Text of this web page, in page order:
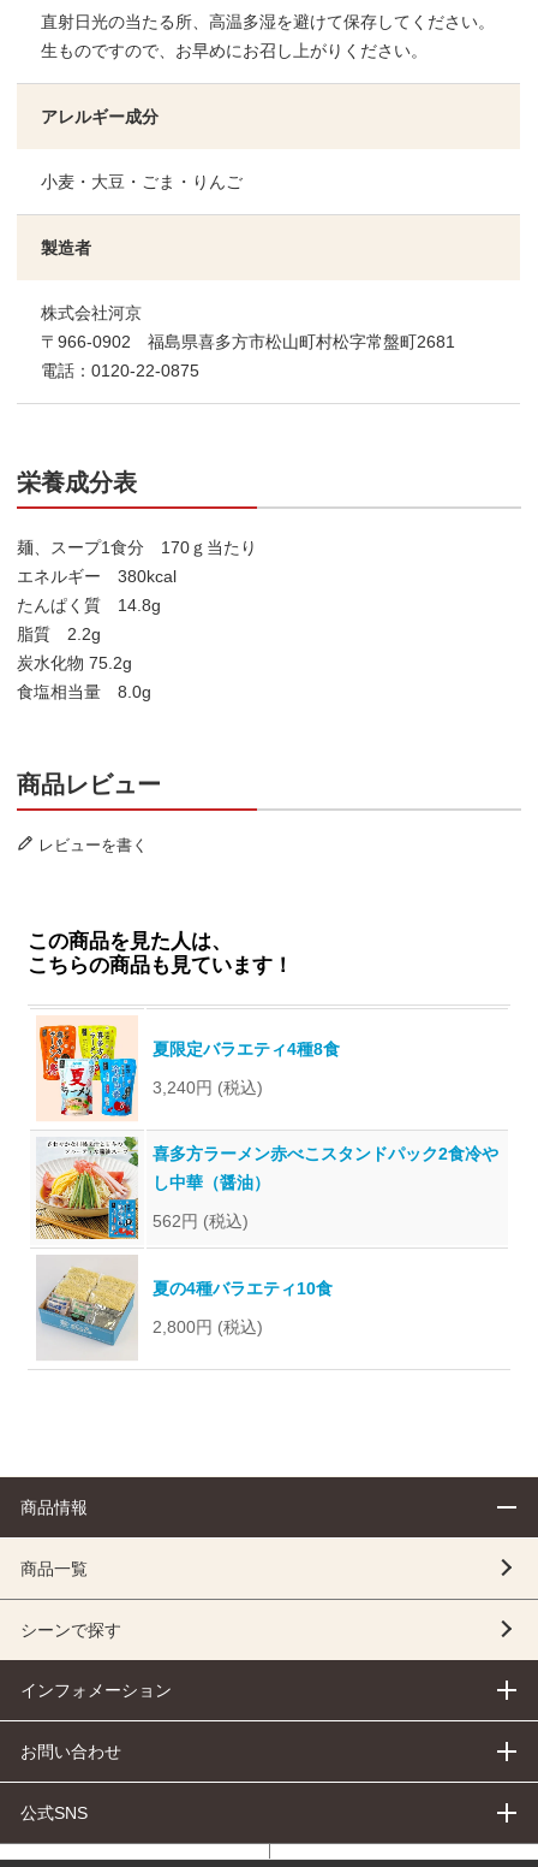
直射日光の当たる所、高温多湿を避けて保存してください。
生ものですので、お早めにお召し上がりください。
アレルギー成分
小麦・大豆・ごま・りんご
製造者
株式会社河京
〒966-0902 福島県喜多方市松山町村松字常盤町2681
電話：0120-22-0875
栄養成分表
麺、スープ1食分 170ｇ当たり
エネルギー 380kcal
たんぱく質 14.8g
脂質 2.2g
炭水化物 75.2g
食塩相当量 8.0g
商品レビュー
レビューを書く
この商品を見た人は、
こちらの商品も見ています！
夏限定バラエティ4種8食
3,240円 (税込)
喜多方ラーメン赤べこスタンドパック2食冷や
し中華（醤油）
562円 (税込)
夏の4種バラエティ10食
2,800円 (税込)
商品情報
商品一覧
シーンで探す
インフォメーション
お問い合わせ
公式SNS